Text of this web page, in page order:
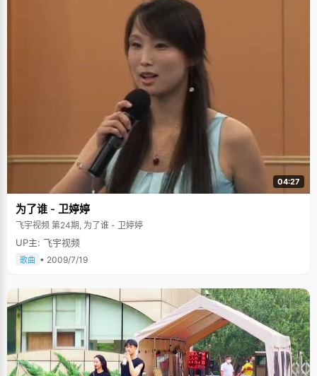
04:27
为了谁 - 卫婷婷
飞宇视频 第24期, 为了谁 - 卫婷婷
UP主: 飞宇视频
歌曲 • 2009/7/19